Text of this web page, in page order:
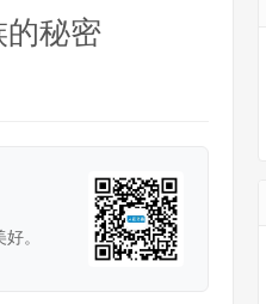
的秘密
。